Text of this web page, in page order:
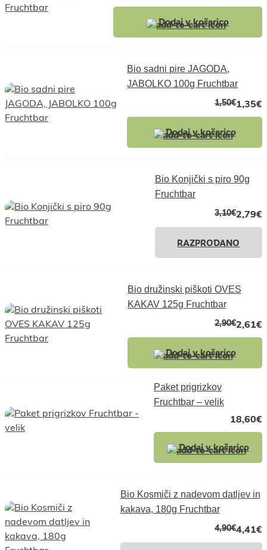
Dodaj v košarico
Bio sadni pire JAGODA,
JABOLKO 100g Fruchtbar
1,35€
1,50€
Dodaj v košarico
Bio Konjički s piro 90g
Fruchtbar
2,79€
3,10€
RAZPRODANO
Bio družinski piškoti OVES
KAKAV 125g Fruchtbar
2,61€
2,90€
Dodaj v košarico
Paket prigrizkov
Fruchtbar – velik
18,60€
Dodaj v košarico
Bio Kosmiči z nadevom datljev in
kakava, 180g Fruchtbar
4,41€
4,90€